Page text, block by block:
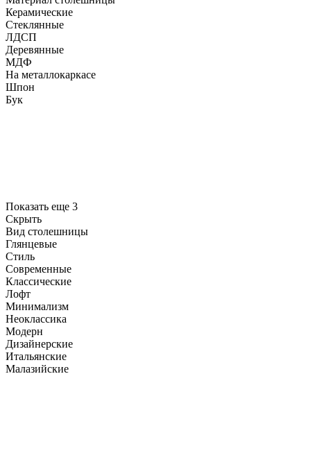
Керамические
Стеклянные
ЛДСП
Деревянные
МДФ
На металлокаркасе
Шпон
Бук
Показать еще 3
Скрыть
Вид столешницы
Глянцевые
Стиль
Современные
Классические
Лофт
Минимализм
Неоклассика
Модерн
Дизайнерские
Итальянские
Малазийские